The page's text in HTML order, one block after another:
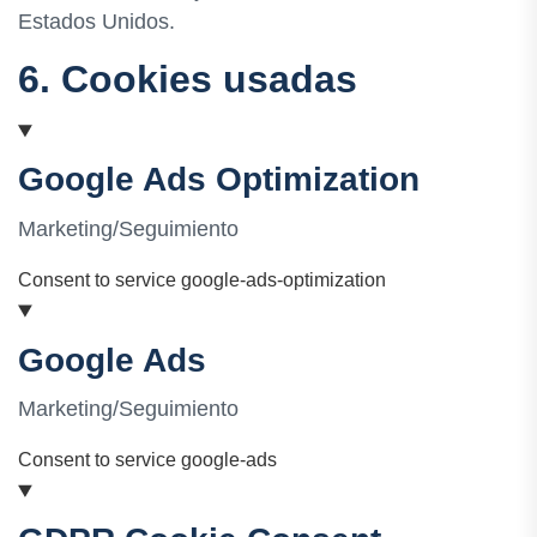
Estados Unidos.
6. Cookies usadas
Google Ads Optimization
Marketing/Seguimiento
Consent to service google-ads-optimization
Google Ads
Marketing/Seguimiento
Consent to service google-ads